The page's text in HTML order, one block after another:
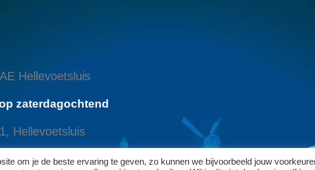
Hellevoetsluis
zaterdagochtend
Hellevoetsluis
het Brielse meer
om je de beste ervaring te geven, zo kunnen we bijvoorbeeld jouw